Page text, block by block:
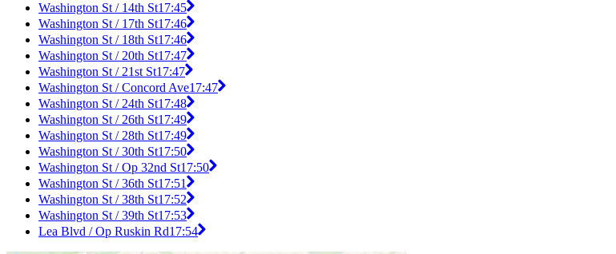
Washington St / 14th St17:45
Washington St / 17th St17:46
Washington St / 18th St17:46
Washington St / 20th St17:47
Washington St / 21st St17:47
Washington St / Concord Ave17:47
Washington St / 24th St17:48
Washington St / 26th St17:49
Washington St / 28th St17:49
Washington St / 30th St17:50
Washington St / Op 32nd St17:50
Washington St / 36th St17:51
Washington St / 38th St17:52
Washington St / 39th St17:53
Lea Blvd / Op Ruskin Rd17:54